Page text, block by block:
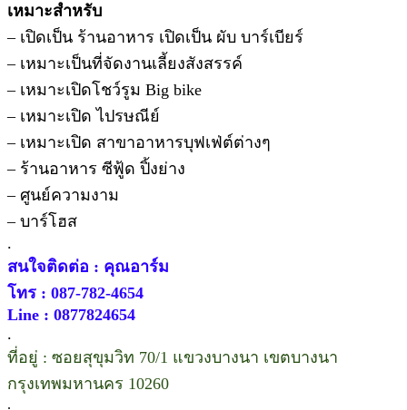
เหมาะสำหรับ
– เปิดเป็น ร้านอาหาร เปิดเป็น ผับ บาร์เบียร์
– เหมาะเป็นที่จัดงานเลี้ยงสังสรรค์
– เหมาะเปิดโชว์รูม Big bike
– เหมาะเปิด ไปรษณีย์
– เหมาะเปิด สาขาอาหารบุฟเฟ่ต์ต่างๆ
– ร้านอาหาร ซีฟู้ด ปิ้งย่าง
– ศูนย์ความงาม
– บาร์โฮส
.
สนใจติดต่อ : คุณอาร์ม
โทร : 087-782-4654
Line : 0877824654
.
ที่อยู่ : ซอยสุขุมวิท 70/1 แขวงบางนา เขตบางนา
กรุงเทพมหานคร 10260
.